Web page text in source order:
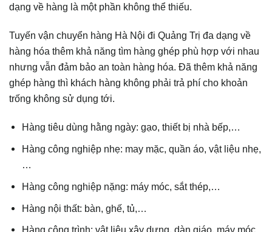
dạng về hàng là một phần không thể thiếu.
Tuyến vận chuyển hàng Hà Nội đi Quảng Trị đa dạng về
hàng hóa thêm khả năng tìm hàng ghép phù hợp với nhau
nhưng vẫn đảm bảo an toàn hàng hóa. Đã thêm khả năng
ghép hàng thì khách hàng không phải trả phí cho khoản
trống không sử dụng tới.
Hàng tiêu dùng hằng ngày: gạo, thiết bị nhà bếp,…
Hàng công nghiệp nhẹ: may mặc, quần áo, vật liệu nhẹ,
…
Hàng công nghiệp nặng: máy móc, sắt thép,…
Hàng nội thất: bàn, ghế, tủ,…
Hàng công trình: vật liệu xây dựng, dàn giáo, máy móc